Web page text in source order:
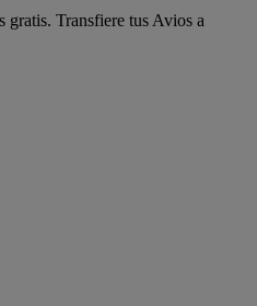
gratis. Transfiere tus Avios a